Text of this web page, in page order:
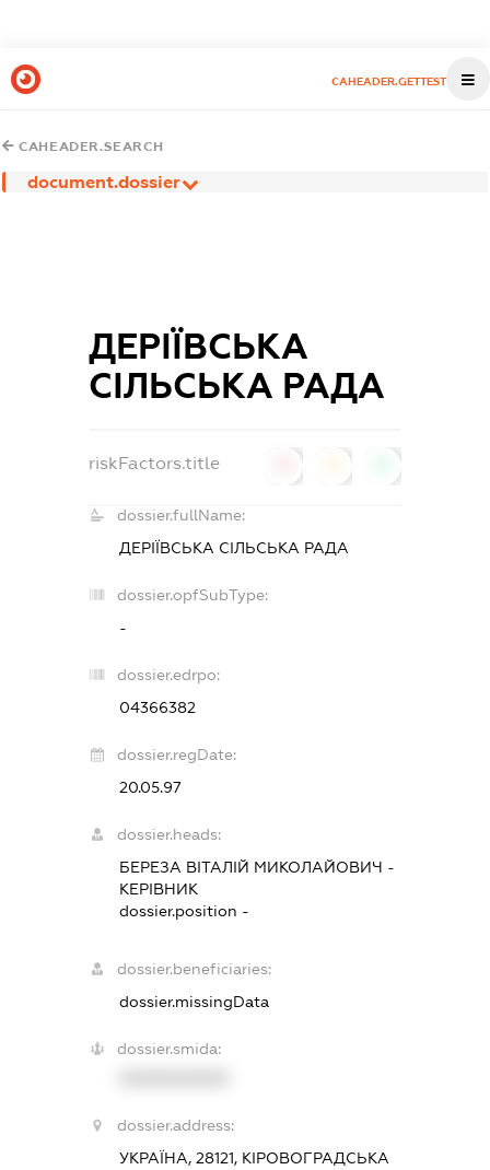
CAHEADER.GETTEST
CAHEADER.SEARCH
document.dossier
ДЕРІЇВСЬКА
СІЛЬСЬКА РАДА
riskFactors.title
dossier.fullName:
ДЕРІЇВСЬКА СІЛЬСЬКА РАДА
dossier.opfSubType:
-
dossier.edrpo:
04366382
dossier.regDate:
20.05.97
dossier.heads:
БЕРЕЗА ВІТАЛІЙ МИКОЛАЙОВИЧ -
КЕРІВНИК
dossier.position -
dossier.beneficiaries:
dossier.missingData
dossier.smida:
dossier.address:
УКРАЇНА, 28121, КІРОВОГРАДСЬКА